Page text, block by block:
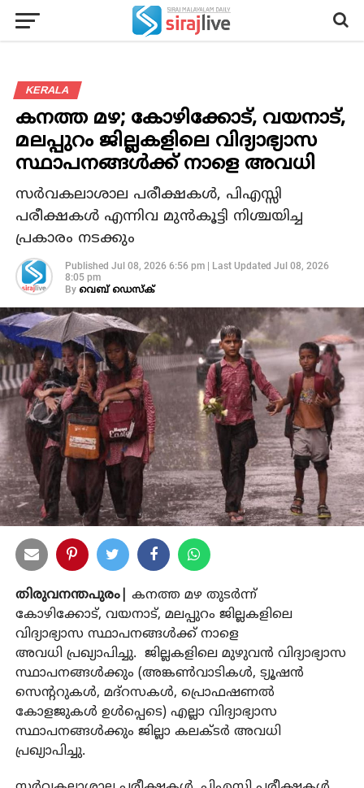
KERALA
കനത്ത മഴ; കോഴിക്കോട്, വയനാട്,
മലപ്പുറം ജില്ലകളിലെ വിദ്യാഭ്യാസ
സ്ഥാപനങ്ങൾക്ക് നാളെ അവധി
സര്‍വകലാശാല പരീക്ഷകള്‍, പിഎസ്സി
പരീക്ഷകള്‍ എന്നിവ മുന്‍കൂട്ടി നിശ്ചയിച്ച
പ്രകാരം നടക്കും
Published Jul 08, 2026 6:56 pm| Last Updated Jul 08, 2026
8:05 pm
By വെബ് ഡെസ്‌ക്
തിരുവനന്തപുരം| കനത്ത മഴ തുടര്‍ന്ന്
കോഴിക്കോട്, വയനാട്, മലപ്പുറം ജില്ലകളിലെ
വിദ്യാഭ്യാസ സ്ഥാപനങ്ങൾക്ക് നാളെ
അവധി പ്രഖ്യാപിച്ചു. ജില്ലകളിലെ മുഴുവന്‍ വിദ്യാഭ്യാസ
സ്ഥാപനങ്ങള്‍ക്കും (അങ്കണ്‍വാടികള്‍, ട്യൂഷന്‍
സെന്ററുകള്‍, മദ്റസകള്‍, പ്രൊഫഷണല്‍
കോളജുകള്‍ ഉള്‍പ്പെടെ) എല്ലാ വിദ്യാഭ്യാസ
സ്ഥാപനങ്ങള്‍ക്കും ജില്ലാ കലക്ടര്‍ അവധി
പ്രഖ്യാപിച്ചു.